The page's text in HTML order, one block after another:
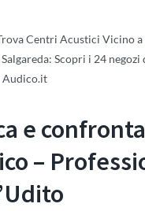
Centri Acustici Vicino a
Salgareda: Scopri i 24 negozi
Audico.it
e
–